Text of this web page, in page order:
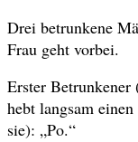
Drei betrunkene
Frau geht vorbei.
Erster
hebt langsam
sie): „Po.“